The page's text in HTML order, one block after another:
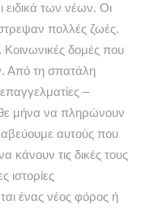
ειδικά των νέων. Οι
πολλές ζωές.
Κοινωνικές δομές που
Από τη σπατάλη
–
μήνα να πληρώνουν
αυτούς που
κάνουν τις δικές τους
ιστορίες
ένας νέος φόρος ή